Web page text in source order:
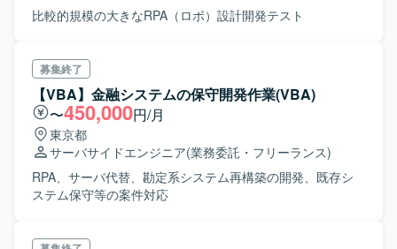
比較的規模の大きなRPA（ロボ）設計開発テスト
募集終了
【VBA】金融システムの保守開発作業(VBA)
〜450,000円/月
東京都
サーバサイドエンジニア(業務委託・フリーランス)
RPA、サーバ代替、勘定系システム再構築の開発、既存シ
ステム保守等の案件対応